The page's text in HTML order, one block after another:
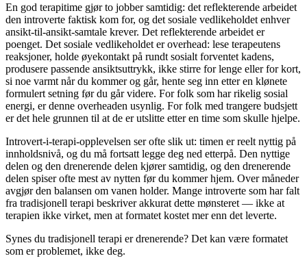
En god terapitime gjør to jobber samtidig: det reflekterende arbeidet
den introverte faktisk kom for, og det sosiale vedlikeholdet enhver
ansikt-til-ansikt-samtale krever. Det reflekterende arbeidet er
poenget. Det sosiale vedlikeholdet er overhead: lese terapeutens
reaksjoner, holde øyekontakt på rundt sosialt forventet kadens,
produsere passende ansiktsuttrykk, ikke stirre for lenge eller for kort,
si noe varmt når du kommer og går, hente seg inn etter en klønete
formulert setning før du går videre. For folk som har rikelig sosial
energi, er denne overheaden usynlig. For folk med trangere budsjett
er det hele grunnen til at de er utslitte etter en time som skulle hjelpe.
Introvert-i-terapi-opplevelsen ser ofte slik ut: timen er reelt nyttig på
innholdsnivå, og du må fortsatt legge deg ned etterpå. Den nyttige
delen og den drenerende delen kjører samtidig, og den drenerende
delen spiser ofte mest av nytten før du kommer hjem. Over måneder
avgjør den balansen om vanen holder. Mange introverte som har falt
fra tradisjonell terapi beskriver akkurat dette mønsteret — ikke at
terapien ikke virket, men at formatet kostet mer enn det leverte.
Synes du tradisjonell terapi er drenerende? Det kan være formatet
som er problemet, ikke deg.